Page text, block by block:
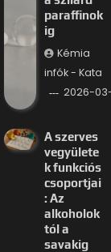
paraffinok
ig
Kémia
infók - Kata
2026-
A szerves
vegyülete
k funkciós
csoportjai
: Az
alkoholok
tól a
savakig